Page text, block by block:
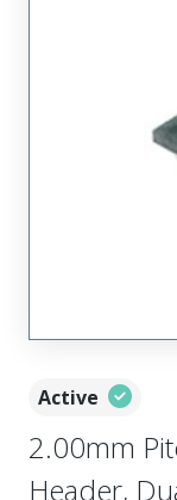
Active
2.00mm
Header,